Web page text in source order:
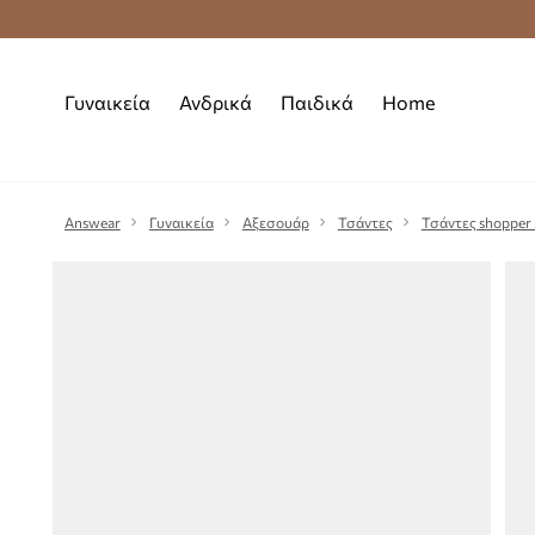
Δωρεάν
Γυναικεία Ανδρικά Παιδικά Home
Answear Γυναικεία Αξεσουάρ Τσάντες Τσάντες shopper